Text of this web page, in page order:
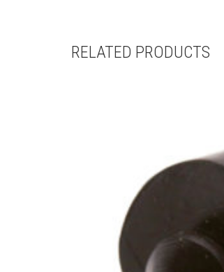
RELATED PRODUCTS